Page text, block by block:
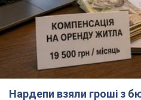
Нардепи взяли гроші з